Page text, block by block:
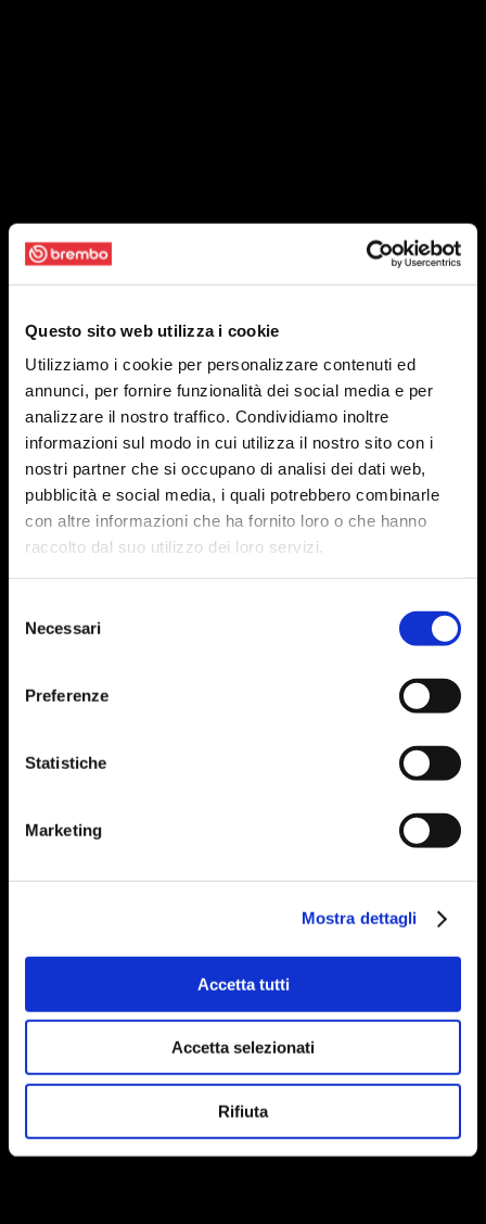
Questo sito web utilizza i cookie
Utilizziamo i cookie per personalizzare contenuti ed
annunci, per fornire funzionalità dei social media e per
analizzare il nostro traffico. Condividiamo inoltre
informazioni sul modo in cui utilizza il nostro sito con i
nostri partner che si occupano di analisi dei dati web,
pubblicità e social media, i quali potrebbero combinarle
con altre informazioni che ha fornito loro o che hanno
raccolto dal suo utilizzo dei loro servizi.
delNecessari
Preferenze
Statistiche
Marketing
Mostra dettagli
Accetta tutti
Accetta selezionati
Rifiuta